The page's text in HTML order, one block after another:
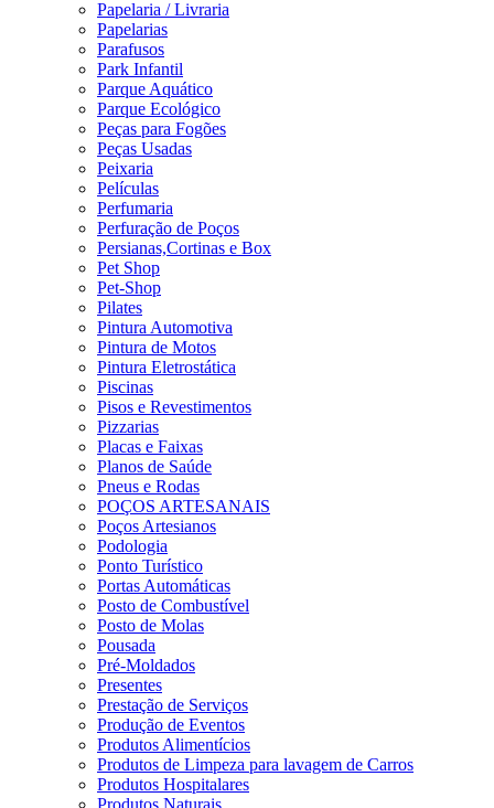
Papelaria / Livraria
Papelarias
Parafusos
Park Infantil
Parque Aquático
Parque Ecológico
Peças para Fogões
Peças Usadas
Peixaria
Películas
Perfumaria
Perfuração de Poços
Persianas,Cortinas e Box
Pet Shop
Pet-Shop
Pilates
Pintura Automotiva
Pintura de Motos
Pintura Eletrostática
Piscinas
Pisos e Revestimentos
Pizzarias
Placas e Faixas
Planos de Saúde
Pneus e Rodas
POÇOS ARTESANAIS
Poços Artesianos
Podologia
Ponto Turístico
Portas Automáticas
Posto de Combustível
Posto de Molas
Pousada
Pré-Moldados
Presentes
Prestação de Serviços
Produção de Eventos
Produtos Alimentícios
Produtos de Limpeza para lavagem de Carros
Produtos Hospitalares
Produtos Naturais